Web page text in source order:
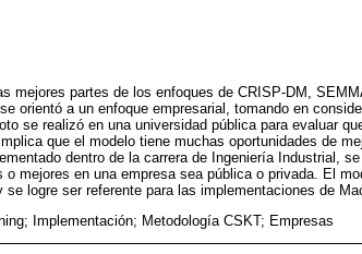
mejores partes de los enfoques de CRISP-DM,
orientó a un enfoque empresarial, tomando en
se realizó en una universidad pública para evaluar
que el modelo tiene muchas oportunidades de
dentro de la carrera de Ingeniería Industrial,
mejores en una empresa sea pública o privada. El
logre ser referente para las implementaciones de
Implementación; Metodología CSKT; Empresas